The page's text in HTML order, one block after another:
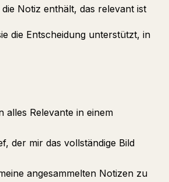
Notiz enthält, das relevant ist
die Entscheidung unterstützt, in
alles Relevante in einem
der mir das vollständige Bild
angesammelten Notizen zu